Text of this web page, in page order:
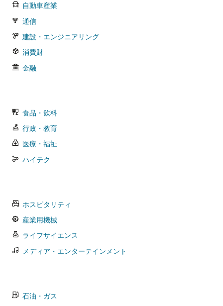
自動車産業
通信
建設・エンジニアリング
消費財
金融
食品・飲料
行政・教育
医療・福祉
ハイテク
ホスピタリティ
産業用機械
ライフサイエンス
メディア・エンターテインメント
石油・ガス